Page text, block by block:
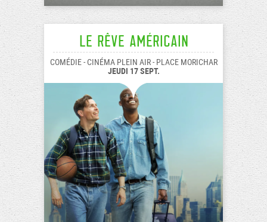
Le Rêve américain
COMÉDIE - CINÉMA PLEIN AIR - PLACE MORICHAR
JEUDI 17 SEPT.